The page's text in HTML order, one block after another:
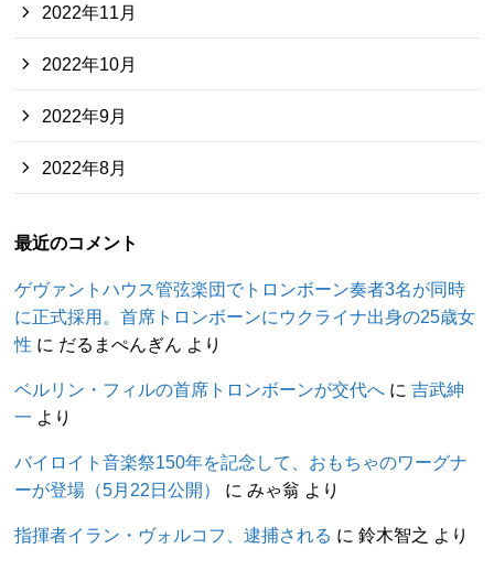
2022年11月
2022年10月
2022年9月
2022年8月
最近のコメント
ゲヴァントハウス管弦楽団でトロンボーン奏者3名が同時
に正式採用。首席トロンボーンにウクライナ出身の25歳女
性 に だるまぺんぎん より
ベルリン・フィルの首席トロンボーンが交代へ に吉武紳
一 より
バイロイト音楽祭150年を記念して、おもちゃのワーグナ
ーが登場（5月22日公開）
にみゃ翁 より
指揮者イラン・ヴォルコフ、逮捕される に鈴木智之 より